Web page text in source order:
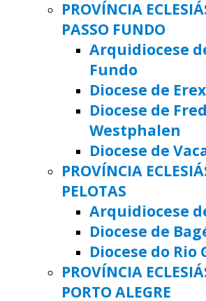
PROVÍNCIA
PASSO FUNDO
Arquidiocese
Fundo
Diocese de
Diocese de
Westphalen
Diocese de
PROVÍNCIA
PELOTAS
Arquidiocese
Diocese de
Diocese do Rio
PROVÍNCIA
PORTO ALEGRE